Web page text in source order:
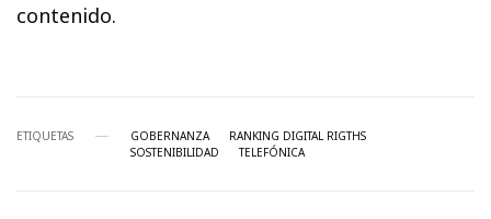
contenido.
ETIQUETAS GOBERNANZA
RANKING DIGITAL RIGTHS
SOSTENIBILIDAD
TELEFÓNICA